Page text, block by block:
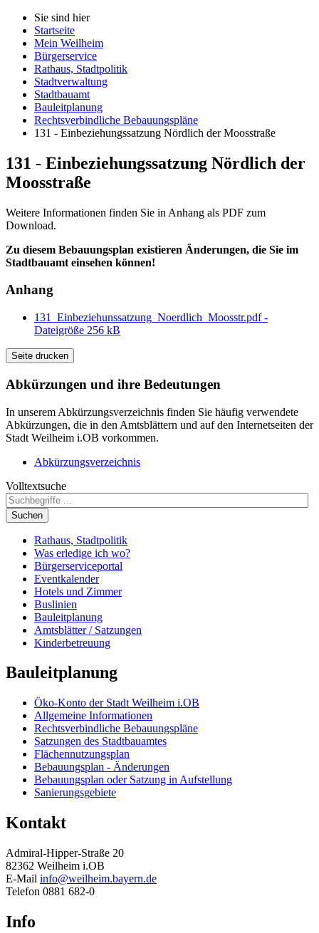
Sie sind hier
Startseite
Mein Weilheim
Bürgerservice
Rathaus, Stadtpolitik
Stadtverwaltung
Stadtbauamt
Bauleitplanung
Rechtsverbindliche Bebauungspläne
131 - Einbeziehungssatzung Nördlich der Moosstraße
131 - Einbeziehungssatzung Nördlich der
Moosstraße
Weitere Informationen finden Sie in Anhang als PDF zum
Download.
Zu diesem Bebauungsplan existieren Änderungen, die Sie im
Stadtbauamt einsehen können!
Anhang
131_Einbeziehunssatzung_Noerdlich_Moosstr.pdf -
Dateigröße 256 kB
Seite drucken
Abkürzungen und ihre Bedeutungen
In unserem Abkürzungsverzeichnis finden Sie häufig verwendete
Abkürzungen, die in den Amtsblättern und auf den Internetseiten der
Stadt Weilheim i.OB vorkommen.
Abkürzungsverzeichnis
Volltextsuche
Suchen
Rathaus, Stadtpolitik
Was erledige ich wo?
Bürgerserviceportal
Eventkalender
Hotels und Zimmer
Buslinien
Bauleitplanung
Amtsblätter / Satzungen
Kinderbetreuung
Bauleitplanung
Öko-Konto der Stadt Weilheim i.OB
Allgemeine Informationen
Rechtsverbindliche Bebauungspläne
Satzungen des Stadtbauamtes
Flächennutzungsplan
Bebauungsplan - Änderungen
Bebauungsplan oder Satzung in Aufstellung
Sanierungsgebiete
Kontakt
Admiral-Hipper-Straße 20
82362 Weilheim i.OB
E-Mail info@weilheim.bayern.de
Telefon 0881 682-0
Info